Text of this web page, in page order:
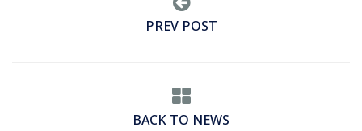
PREV POST
BACK TO NEWS